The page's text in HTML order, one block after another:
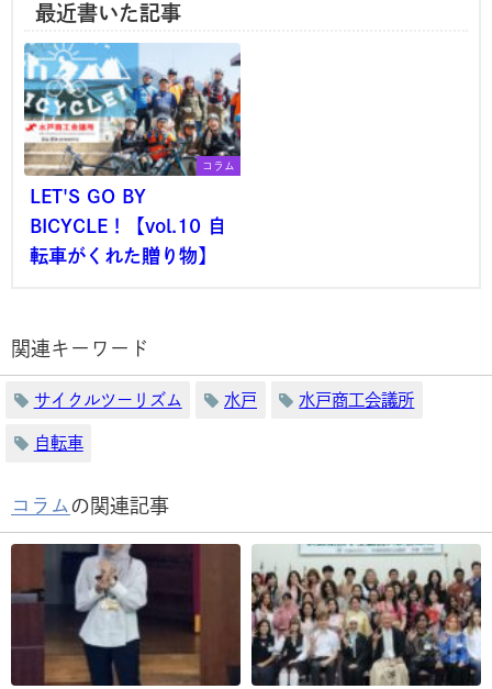
最近書いた記事
コラム
LET'S GO BY
BICYCLE！【vol.10 自
転車がくれた贈り物】
関連キーワード
サイクルツーリズム 水戸 水戸商工会議所
自転車
コラム の関連記事